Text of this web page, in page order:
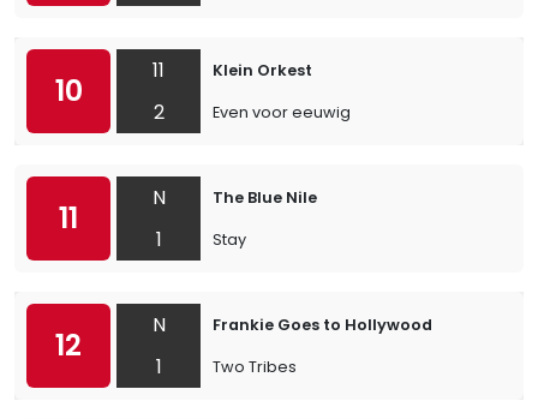
10
11
2
Klein Orkest
Even voor eeuwig
11
N
1
The Blue Nile
Stay
12
N
1
Frankie Goes to Hollywood
Two Tribes